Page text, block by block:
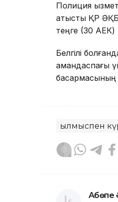
Полиция
қатысты ҚР
теңге (30
Белгілі
амандаспағы
Қылмыспен